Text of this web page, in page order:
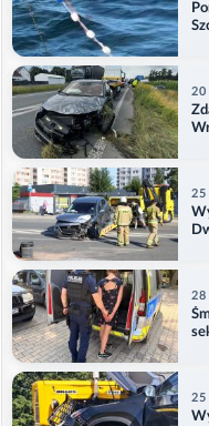
20
25
28
25